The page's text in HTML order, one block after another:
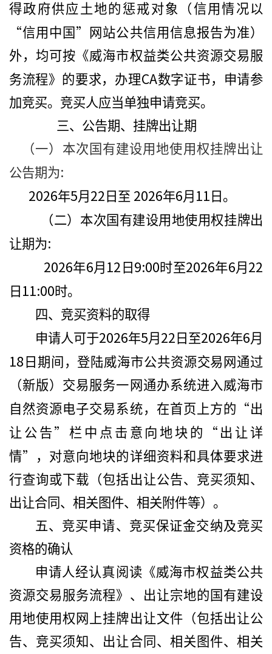
得政府供应土地的惩戒对象（信用情况以
“信用中国 ”
网站公共信用信息报告为准）
外，均可按《威海市权益类公共资源交易服
务流程》的要求，办理CA数字证书，申请参
加竞买。竞买人应当单独申请竞买。
三、公告期、挂牌出让期
（一）本次国有建设用地使用权挂牌出让
公告期为:
2026年5月 22 日至 2026年6月 11 日。
（二）本次国有建设用地使用权挂牌出
让期为:
2026年6月 12 日 9:00时至2026年6月 22
日 11:00时。
四、竞买资料的取得
申请人可于2026年5月 22 日至2026年6月
18 日 期间，登陆威海市公共资源交易网通过
（新版）交易服务一网通办系统进入威海市
自然资源电子交易系统，在首页上方的
“出
让公告 ” 栏中点击意向地块的 “ 出让详
情”
，对意向地块的详细资料和具体要求进
行查询或下载（包括出让公告、竞买须知、
出让合同、相关图件、相关附件等）。
五、竞买申请、竞买保证金交纳及竞买
资格的确认
申请人经认真阅读《威海市权益类公共
资源交易服务流程》、出让宗地的国有建设
用地使用权网上挂牌出让文件（包括出让公
告、竞买须知、出让合同、相关图件、相关